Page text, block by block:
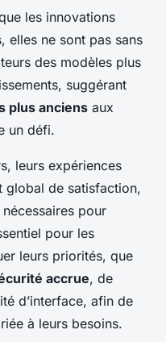
les innovations
elles ne sont pas sans
des modèles plus
suggérant
plus anciens aux
un défi.
leurs expériences
global de satisfaction,
pour
pour les
leurs priorités, que
accrue, de
d’interface, afin de
à leurs besoins.